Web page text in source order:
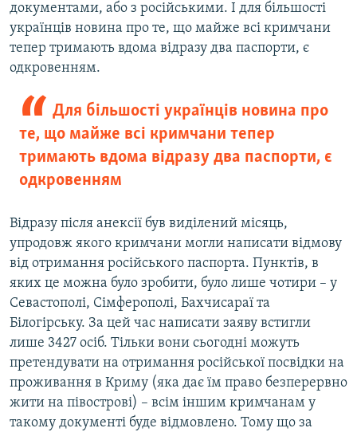
документами, або з російськими. І для більшості
українців новина про те, що майже всі кримчани
тепер тримають вдома відразу два паспорти, є
одкровенням.
Для більшості українців новина про
те, що майже всі кримчани тепер
тримають вдома відразу два паспорти, є
одкровенням
Відразу після анексії був виділений місяць,
упродовж якого кримчани могли написати відмову
від отримання російського паспорта. Пунктів, в
яких це можна було зробити, було лише чотири – у
Севастополі, Сімферополі, Бахчисараї та
Білогірську. За цей час написати заяву встигли
лише 3427 осіб. Тільки вони сьогодні можуть
претендувати на отримання російської посвідки на
проживання в Криму (яка дає їм право безперервно
жити на півострові) – всім іншим кримчанам у
такому документі буде відмовлено. Тому що за